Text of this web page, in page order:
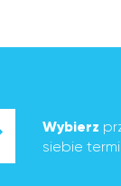
Wybierz
siebie